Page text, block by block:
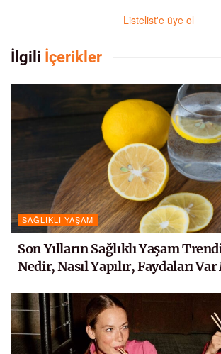
Listelist'e üye ol
İlgili İçerikler
SAĞLIKLI YAŞAM
Son Yılların Sağlıklı Yaşam
Nedir, Nasıl Yapılır, Faydaları Var